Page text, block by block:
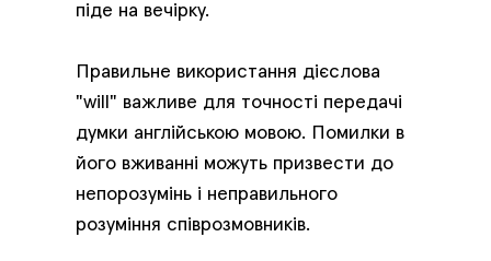
піде на вечірку.
Правильне використання дієслова
"will" важливе для точності передачі
думки англійською мовою. Помилки в
його вживанні можуть призвести до
непорозумінь і неправильного
розуміння співрозмовників.